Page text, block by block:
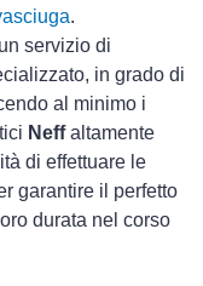
.
servizio di
in grado di
al minimo i
Neffaltamente
di effettuare le
garantire il perfetto
durata nel corso